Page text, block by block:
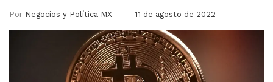
Por Negocios y Política MX 11 de agosto de 2022